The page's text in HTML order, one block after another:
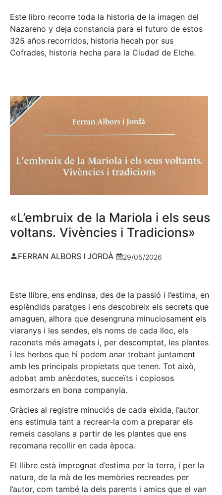
Este libro recorre toda la historia de la imagen del
Nazareno y deja constancia para el futuro de estos
325 años recorridos, historia hecah por sus
Cofrades, historia hecha para la Ciudad de Elche.
«L’embruix de la Mariola i els seus
voltans. Vivències i Tradicions»
FERRAN ALBORS I JORDÀ 29/05/2026
Este llibre, ens endinsa, des de la passió i l’estima, en
esplèndids paratges i ens descobreix els secrets que
amaguen, alhora que desengruna minuciosament els
viaranys i les sendes, els noms de cada lloc, els
raconets més amagats i, per descomptat, les plantes
i les herbes que hi podem anar trobant juntament
amb les principals propietats que tenen. Tot això,
adobat amb anècdotes, succeïts i copiosos
esmorzars en bona companyia.
Gràcies al registre minuciós de cada eixida, l’autor
ens estimula tant a recrear-la com a preparar els
remeis casolans a partir de les plantes que ens
recomana recollir en cada època.
El llibre està impregnat d’estima per la terra, i per la
natura, de la mà de les memòries recreades per
l’autor, com també la dels parents i amics que el van